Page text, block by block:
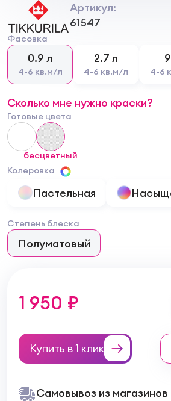
Артикул:
61547
Фасовка
0.9 л
4-6 кв.м/л
2.7 л
4-6 кв.м/л 4-6
Сколько мне нужно краски?
Готовые цвета
бесцветный
Колеровка
Пастельная
Степень блеска
Полуматовый
1 950 ₽
Купить в 1 клик
Самовывоз из магазинов